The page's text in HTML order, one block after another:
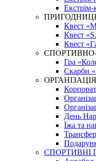
Екстрім-
Квест
Квест
Квест
СПОРТИВНО-
Гра
Скарби
День
Їжа та
Трансфер
СПОРТИВНІ